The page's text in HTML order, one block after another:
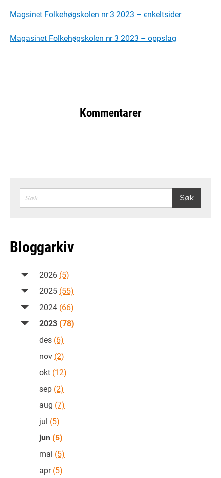
Magsinet Folkehøgskolen nr 3 2023 – enkeltsider
Magasinet Folkehøgskolen nr 3 2023 – oppslag
Kommentarer
SØK Søk
Bloggarkiv
2026 (5)
2025 (55)
2024 (66)
2023 (78)
des (6)
nov (2)
okt (12)
sep (2)
aug (7)
jul (5)
jun (5)
mai (5)
apr(5)